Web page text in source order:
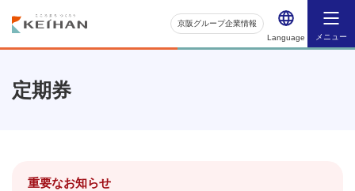
Language メニュー
京阪グループ企業情報
定期券
重要なお知らせ